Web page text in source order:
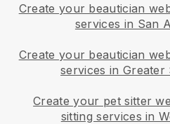
Create your beautician
services in San
Create your beautician
services in
Create your pet sitter
sitting services in